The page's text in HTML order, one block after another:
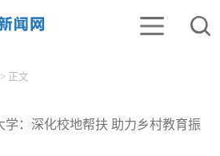
> 正文
学：深化校地帮扶 助力乡村教育振